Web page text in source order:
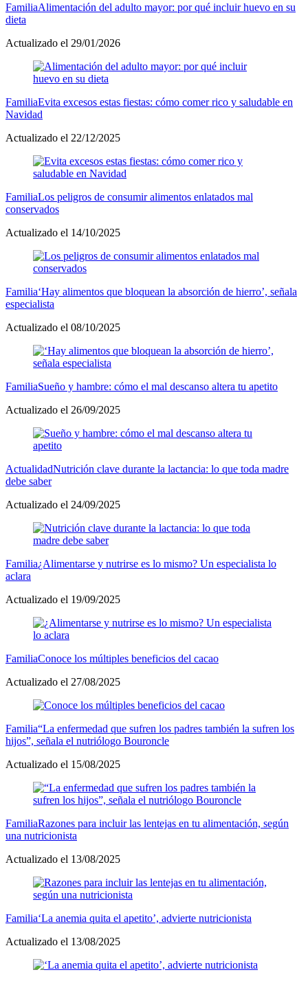
FamiliaAlimentación del adulto mayor: por qué incluir huevo en su
dieta
Actualizado el 29/01/2026
FamiliaEvita excesos estas fiestas: cómo comer rico y saludable en
Navidad
Actualizado el 22/12/2025
FamiliaLos peligros de consumir alimentos enlatados mal
conservados
Actualizado el 14/10/2025
Familia‘Hay alimentos que bloquean la absorción de hierro’, señala
especialista
Actualizado el 08/10/2025
FamiliaSueño y hambre: cómo el mal descanso altera tu apetito
Actualizado el 26/09/2025
ActualidadNutrición clave durante la lactancia: lo que toda madre
debe saber
Actualizado el 24/09/2025
Familia¿Alimentarse y nutrirse es lo mismo? Un especialista lo
aclara
Actualizado el 19/09/2025
FamiliaConoce los múltiples beneficios del cacao
Actualizado el 27/08/2025
Familia“La enfermedad que sufren los padres también la sufren los
hijos”, señala el nutriólogo Bouroncle
Actualizado el 15/08/2025
FamiliaRazones para incluir las lentejas en tu alimentación, según
una nutricionista
Actualizado el 13/08/2025
Familia‘La anemia quita el apetito’, advierte nutricionista
Actualizado el 13/08/2025